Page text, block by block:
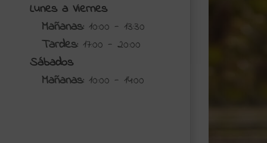
Lunes a Viernes
Mañanas: 10:00 - 13:30
Tardes: 17:00 - 20:00
Sábados
Mañanas: 10:00 - 14:00